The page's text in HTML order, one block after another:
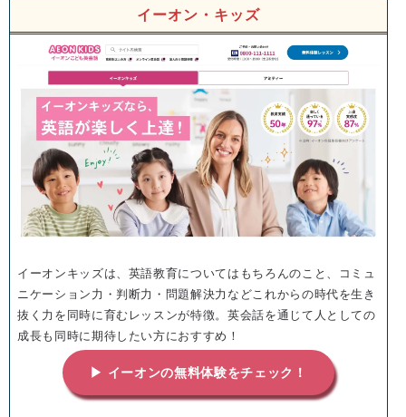
イーオン・キッズ
イーオンキッズは、英語教育についてはもちろんのこと、コミュ
ニケーション力・判断力・問題解決力などこれからの時代を生き
抜く力を同時に育むレッスンが特徴。英会話を通じて人としての
成長も同時に期待したい方におすすめ！
▶ イーオンの無料体験をチェック！